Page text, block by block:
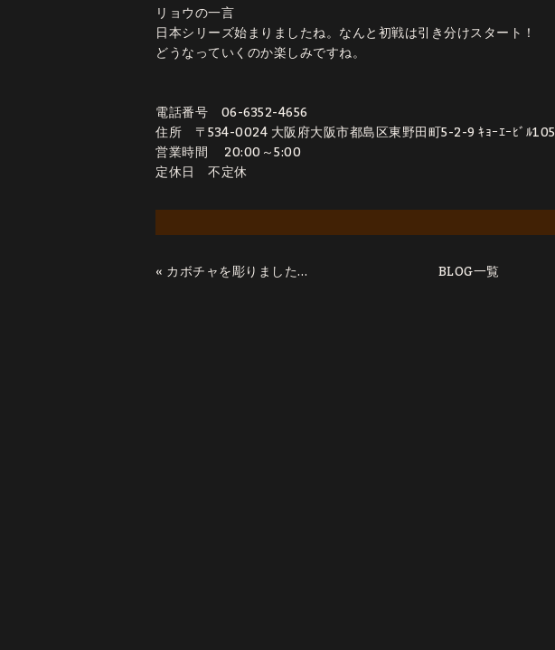
リョウの一言
日本シリーズ始まりましたね。なんと初戦は引き分けスタート！
どうなっていくのか楽しみですね。
電話番号 06-6352-4656
住所 〒534-0024 大阪府大阪市都島区東野田町5-2-9 ｷｮｰｴｰﾋﾞﾙ105
営業時間 20:00～5:00
定休日 不定休
«
カボチャを彫りました。 記:たかし BLOG一覧